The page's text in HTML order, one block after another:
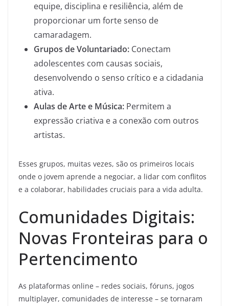
equipe, disciplina e resiliência, além de
proporcionar um forte senso de
camaradagem.
Grupos de Voluntariado: Conectam
adolescentes com causas sociais,
desenvolvendo o senso crítico e a cidadania
ativa.
Aulas de Arte e Música: Permitem a
expressão criativa e a conexão com outros
artistas.
Esses grupos, muitas vezes, são os primeiros locais
onde o jovem aprende a negociar, a lidar com conflitos
e a colaborar, habilidades cruciais para a vida adulta.
Comunidades Digitais:
Novas Fronteiras para o
Pertencimento
As plataformas online – redes sociais, fóruns, jogos
multiplayer, comunidades de interesse – se tornaram